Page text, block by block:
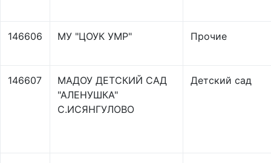
146606 МУ "ЦОУК УМР" Прочие
146607
МАДОУ ДЕТСКИЙ САД
"АЛЕНУШКА"
С.ИСЯНГУЛОВО
Детский сад